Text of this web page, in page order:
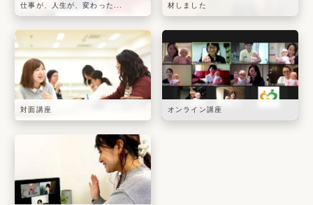
仕事が、人生が、変わった...
材しました
対面講座 オンライン講座